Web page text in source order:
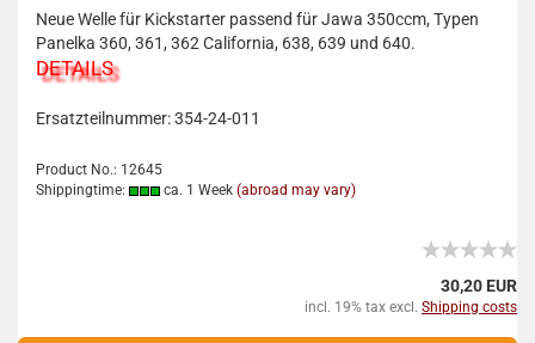
Neue Welle für Kickstarter passend für Jawa 350ccm, Typen
Panelka 360, 361, 362 California, 638, 639 und 640.
DETAILS
Ersatzteilnummer: 354-24-011
Product No.: 12645
Shippingtime:
ca. 1 Week (abroad may vary)
30,20 EUR
incl. 19% tax excl. Shipping costs